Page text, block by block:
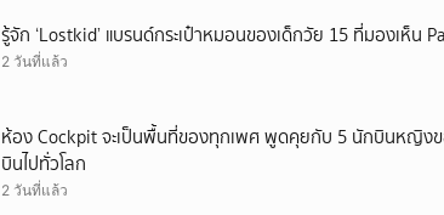
รู้จัก ‘Lostkid’ แบรนด์กระเป๋าหมอนของเด็กวัย 15 ที่มองเห็น
2 วันที่แล้ว
ห้อง Cockpit จะเป็นพื้นที่ของทุกเพศ พูดคุยกับ 5 นักบินหญิงข
บินไปทั่วโลก
2 วันที่แล้ว